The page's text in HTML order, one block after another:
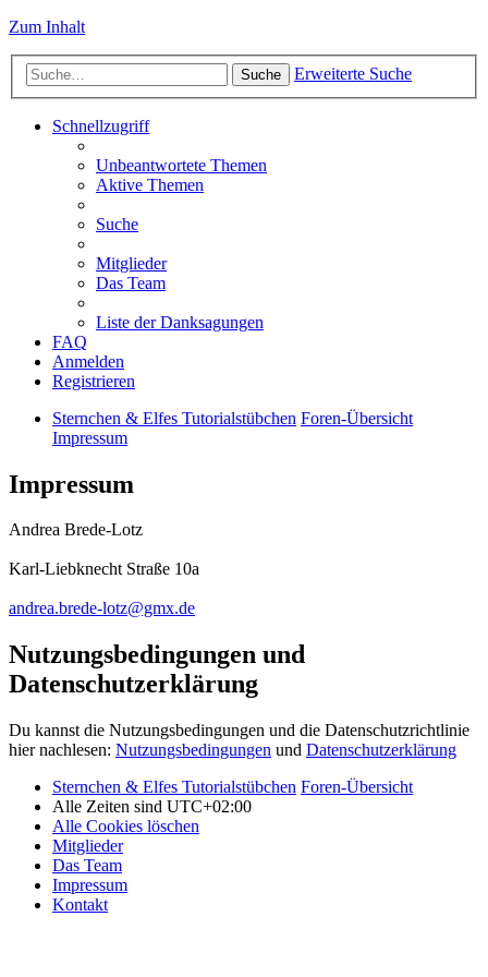
Zum Inhalt
Suche Erweiterte Suche
Schnellzugriff
Unbeantwortete Themen
Aktive Themen
Suche
Mitglieder
Das Team
Liste der Danksagungen
FAQ
Anmelden
Registrieren
Sternchen & Elfes Tutorialstübchen Foren-Übersicht
Impressum
Impressum
Andrea Brede-Lotz
Karl-Liebknecht Straße 10a
andrea.brede-lotz@gmx.de
Nutzungsbedingungen und
Datenschutzerklärung
Du kannst die Nutzungsbedingungen und die Datenschutzrichtlinie
hier nachlesen: Nutzungsbedingungen und Datenschutzerklärung
Sternchen & Elfes Tutorialstübchen Foren-Übersicht
Alle Zeiten sind UTC+02:00
Alle Cookies löschen
Mitglieder
Das Team
Impressum
Kontakt